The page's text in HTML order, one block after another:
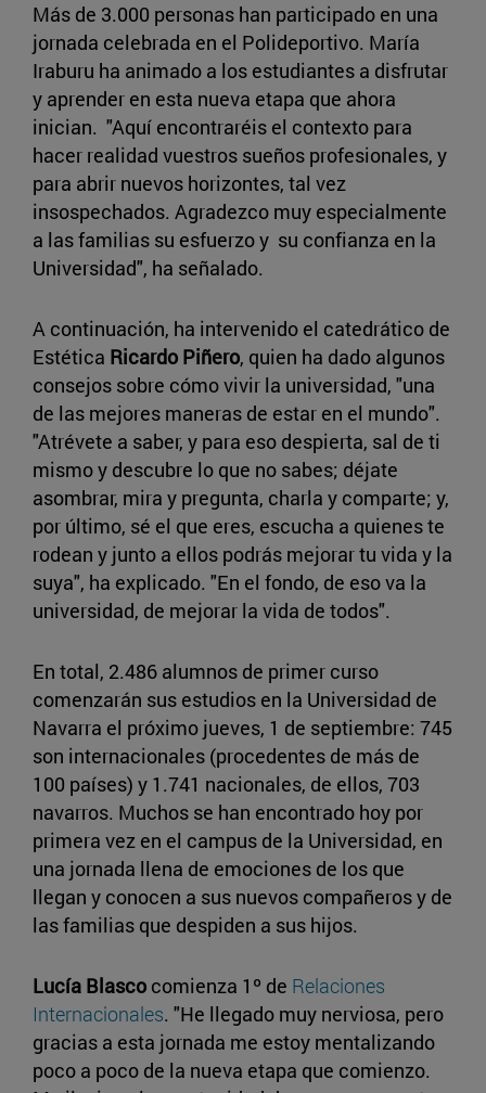
Más de 3.000 personas han participado en una
jornada celebrada en el Polideportivo. María
Iraburu ha animado a los estudiantes a disfrutar
y aprender en esta nueva etapa que ahora
inician. "Aquí encontraréis el contexto para
hacer realidad vuestros sueños profesionales, y
para abrir nuevos horizontes, tal vez
insospechados. Agradezco muy especialmente
a las familias su esfuerzo y su confianza en la
Universidad", ha señalado.
A continuación, ha intervenido el catedrático de
Estética Ricardo Piñero, quien ha dado algunos
consejos sobre cómo vivir la universidad, "una
de las mejores maneras de estar en el mundo".
"Atrévete a saber, y para eso despierta, sal de ti
mismo y descubre lo que no sabes; déjate
asombrar, mira y pregunta, charla y comparte; y,
por último, sé el que eres, escucha a quienes te
rodean y junto a ellos podrás mejorar tu vida y la
suya", ha explicado. "En el fondo, de eso va la
universidad, de mejorar la vida de todos".
En total, 2.486 alumnos de primer curso
comenzarán sus estudios en la Universidad de
Navarra el próximo jueves, 1 de septiembre: 745
son internacionales (procedentes de más de
100 países) y 1.741 nacionales, de ellos, 703
navarros. Muchos se han encontrado hoy por
primera vez en el campus de la Universidad, en
una jornada llena de emociones de los que
llegan y conocen a sus nuevos compañeros y de
las familias que despiden a sus hijos.
Lucía Blasco comienza 1º de Relaciones
Internacionales. "He llegado muy nerviosa, pero
gracias a esta jornada me estoy mentalizando
poco a poco de la nueva etapa que comienzo.